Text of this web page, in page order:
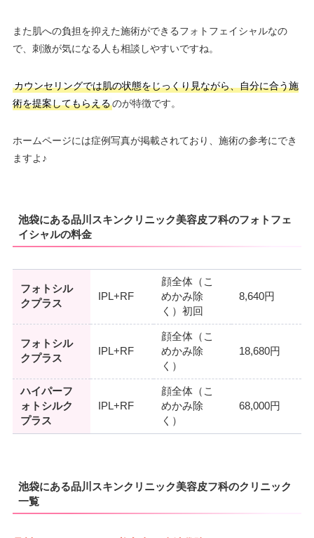
また肌への負担を抑えた施術ができるフォトフェイシャルなの
で、刺激が気になる人も相談しやすいですね。
カウンセリングでは肌の状態をじっくり見ながら、自分に合う施
術を提案してもらえるのが特徴です。
ホームページには症例写真が掲載されており、施術の参考にでき
ますよ♪
池袋にある品川スキンクリニック美容皮フ科のフォトフェ
イシャルの料金
フォトシル
クプラス
IPL+RF
顔全体（こ
めかみ除
く）初回
8,640円
フォトシル
クプラス
IPL+RF
顔全体（こ
めかみ除
く）
18,680円
ハイパーフ
ォトシルク
プラス
IPL+RF
顔全体（こ
めかみ除
く）
68,000円
池袋にある品川スキンクリニック美容皮フ科のクリニック
一覧